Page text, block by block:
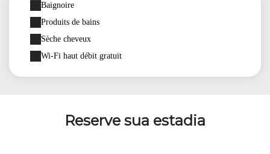
Baignoire
Produits de bains
Sèche cheveux
Wi-Fi haut débit gratuit
Reserve sua estadia